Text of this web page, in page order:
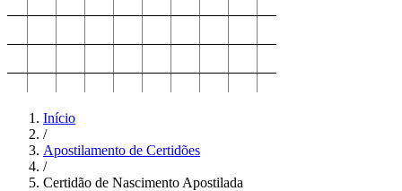
Início
/
Apostilamento de Certidões
/
Certidão de Nascimento Apostilada